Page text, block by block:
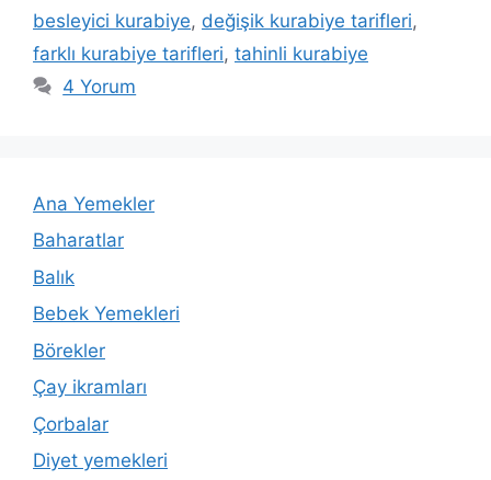
besleyici kurabiye, değişik kurabiye tarifleri,
farklı kurabiye tarifleri, tahinli kurabiye
4 Yorum
Ana Yemekler
Baharatlar
Balık
Bebek Yemekleri
Börekler
Çay ikramları
Çorbalar
Diyet yemekleri